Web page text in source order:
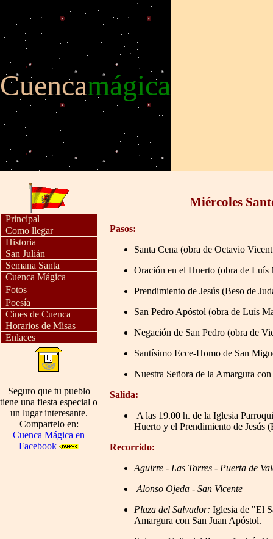
Cuencamágica
Principal
Como llegar
Historia
San Julián
Semana Santa
Cuenca Mágica
Fotos
Poesía
Cines de Cuenca
Horarios de Misas
Enlaces
Seguro que tu pueblo
tiene una fiesta especial o
un lugar interesante.
Compartelo en:
Cuenca Mágica en
Facebook
Miércoles
Pasos:
Santa Cena (obra de Octavio
Oración en el Huerto (obra de Luís
Prendimiento de Jesús (Beso de
San Pedro Apóstol (obra de Luís
Negación de San Pedro (obra de
Santísimo Ecce-Homo de San
Nuestra Señora de la Amargura
Salida:
A las 19.00 h. de la Iglesia
Huerto y el Prendimiento de Jesús
Recorrido:
Aguirre - Las Torres - Puerta de
Alonso Ojeda - San Vicente
Plaza del Salvador: Iglesia de "El
Amargura con San Juan Apóstol.